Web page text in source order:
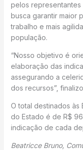
pelos representantes
busca garantir maior
trabalho e mais
população.
“Nosso objetivo é
elaboração das
assegurando a
dos recursos”,
O total destinados às
do Estado é de R$
indicação de cada
Beatricce Bruno,